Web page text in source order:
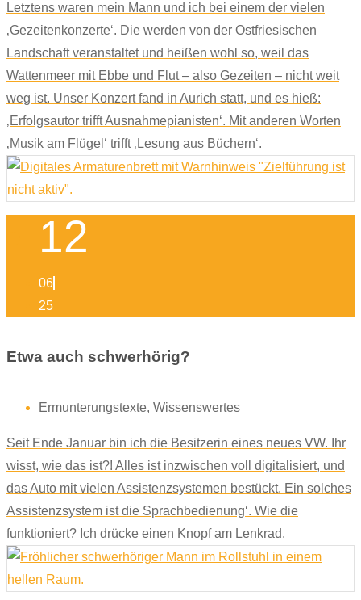
Letztens waren mein Mann und ich bei einem der vielen
‚Gezeitenkonzerte‘. Die werden von der Ostfriesischen
Landschaft veranstaltet und heißen wohl so, weil das
Wattenmeer mit Ebbe und Flut – also Gezeiten – nicht weit
weg ist. Unser Konzert fand in Aurich statt, und es hieß:
‚Erfolgsautor trifft Ausnahmepianisten‘. Mit anderen Worten
‚Musik am Flügel‘ trifft ‚Lesung aus Büchern‘.
12
06
25
Etwa auch schwerhörig?
Ermunterungstexte, Wissenswertes
Seit Ende Januar bin ich die Besitzerin eines neues VW. Ihr
wisst, wie das ist?! Alles ist inzwischen voll digitalisiert, und
das Auto mit vielen Assistenzsystemen bestückt. Ein solches
Assistenzsystem ist die Sprachbedienung‘. Wie die
funktioniert? Ich drücke einen Knopf am Lenkrad.